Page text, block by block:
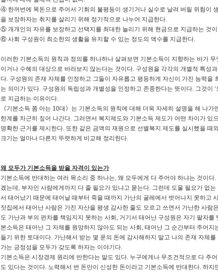
④ 한꺼번에 목돈으로 주어서 기회의 불평등이 생기거나 실수로 날려 버릴 위험이
을 보장하자는 취지를 살리기 위해 정기적으로 나누어 지급한다.
⑤ 개개인의 자유를 보장하고 선택지를 최대한 늘리기 위해 현금으로 지급하는 것
⑥ 사회 구성원이 최소한의 생활을 유지할 수 있는 정도의 액수를 지급한다.
이러한 기본소득의 원칙과 정의를 하나하나 살펴보면 기본소득이 지향하는 바가
이거나 수혜의 대상으로 바라보지 않는다는 것이다. 구성원을 각각의 개별적 특성
다. 구성원의 존재 자체를 인정하고 그들이 자유롭고 평등하게 자신이 가진 능력을
는 의미가 있다. 구성원의 독립성과 개별성을 인정하고 존중한다는 뜻이다. 그것이
로 지급하는 이유이다.
《기본소득 쫌 아는 10대》는 기본소득의 원칙에 대해 더욱 자세히 설명을 해 나
한계를 차근히 짚어 나간다. 그러면서 복지제도와 기본소득 제도가 어떤 차이가 있
명확한 근거를 제시한다. 또한 같은 금액의 재원으로 선별복지 제도를 실시했을 때
크기는 얼마나 다른지 뚜렷하게 비교해 정리한다.
왜 모두가 기본소득을 받을 자격이 있는가
기본소득에 반대하는 여러 목소리 중 하나는, 왜 모두에게 다 주어야 하냐는 것이
겠는데, 부자인 사람에게까지 다 줄 필요가 있냐고 묻는다. 그런데 도울 필요가 없
서 태어났기 때문에 태어날 때부터 죽을 때까지 가난의 굴레에서 벗어나지 못하고
잣집에서 태어난 사람은 가진 자산을 평생 감사한 줄도 모르고 쓰면서 가난한 사람
도 가난과 부의 편차를 책임지지 못하는 사회, 거기서 태어난 구성원은 자기 팔자를
본소득은 태어난 그 자체를 원망하지 않아도 되는 사회, 태어난 그 순간부터 주어
들기 위한 토대이다. 가난해서 받는 몇 푼의 돈에 감사해하지 말고 나의 존재 자체
가는 긍정성을 모두가 갖도록 하자는 이야기다.
기본소득은 시장경제 원리에 반한다는 말도 있다. 누구에게나 무조건적으로 다 주
도 있다는 것이다. 노력해서 번 돈만이 신성한 돈이라고 기본소득에 반대한다. 하